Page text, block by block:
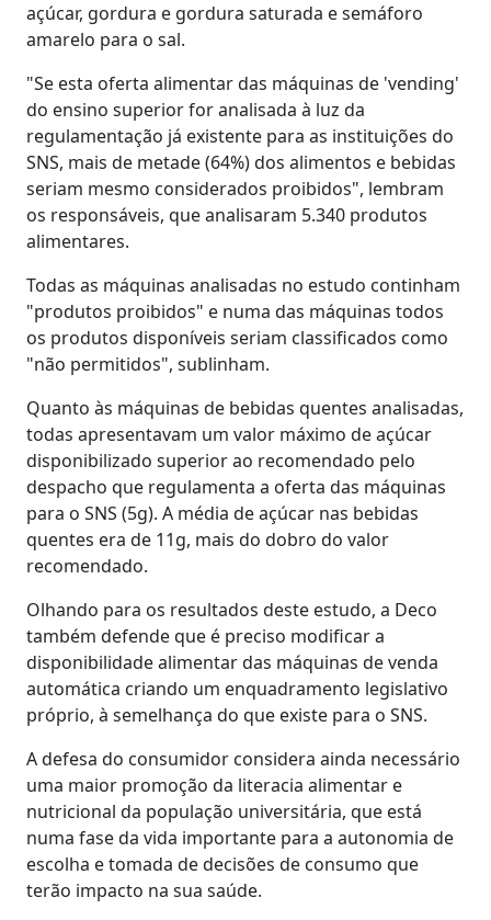
açúcar, gordura e gordura saturada e semáforo
amarelo para o sal.
"Se esta oferta alimentar das máquinas de 'vending'
do ensino superior for analisada à luz da
regulamentação já existente para as instituições do
SNS, mais de metade (64%) dos alimentos e bebidas
seriam mesmo considerados proibidos", lembram
os responsáveis, que analisaram 5.340 produtos
alimentares.
Todas as máquinas analisadas no estudo continham
"produtos proibidos" e numa das máquinas todos
os produtos disponíveis seriam classificados como
"não permitidos", sublinham.
Quanto às máquinas de bebidas quentes analisadas,
todas apresentavam um valor máximo de açúcar
disponibilizado superior ao recomendado pelo
despacho que regulamenta a oferta das máquinas
para o SNS (5g). A média de açúcar nas bebidas
quentes era de 11g, mais do dobro do valor
recomendado.
Olhando para os resultados deste estudo, a Deco
também defende que é preciso modificar a
disponibilidade alimentar das máquinas de venda
automática criando um enquadramento legislativo
próprio, à semelhança do que existe para o SNS.
A defesa do consumidor considera ainda necessário
uma maior promoção da literacia alimentar e
nutricional da população universitária, que está
numa fase da vida importante para a autonomia de
escolha e tomada de decisões de consumo que
terão impacto na sua saúde.